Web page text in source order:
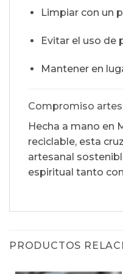
Limpiar con un
Evitar el uso de
Mantener en
Compromiso
Hecha a mano en
reciclable, esta
artesanal
espiritual tanto
PRODUCTOS